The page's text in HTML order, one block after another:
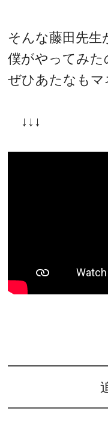
そんな藤田先生
僕がやってみた
ぜひあたなもマ
↓↓↓